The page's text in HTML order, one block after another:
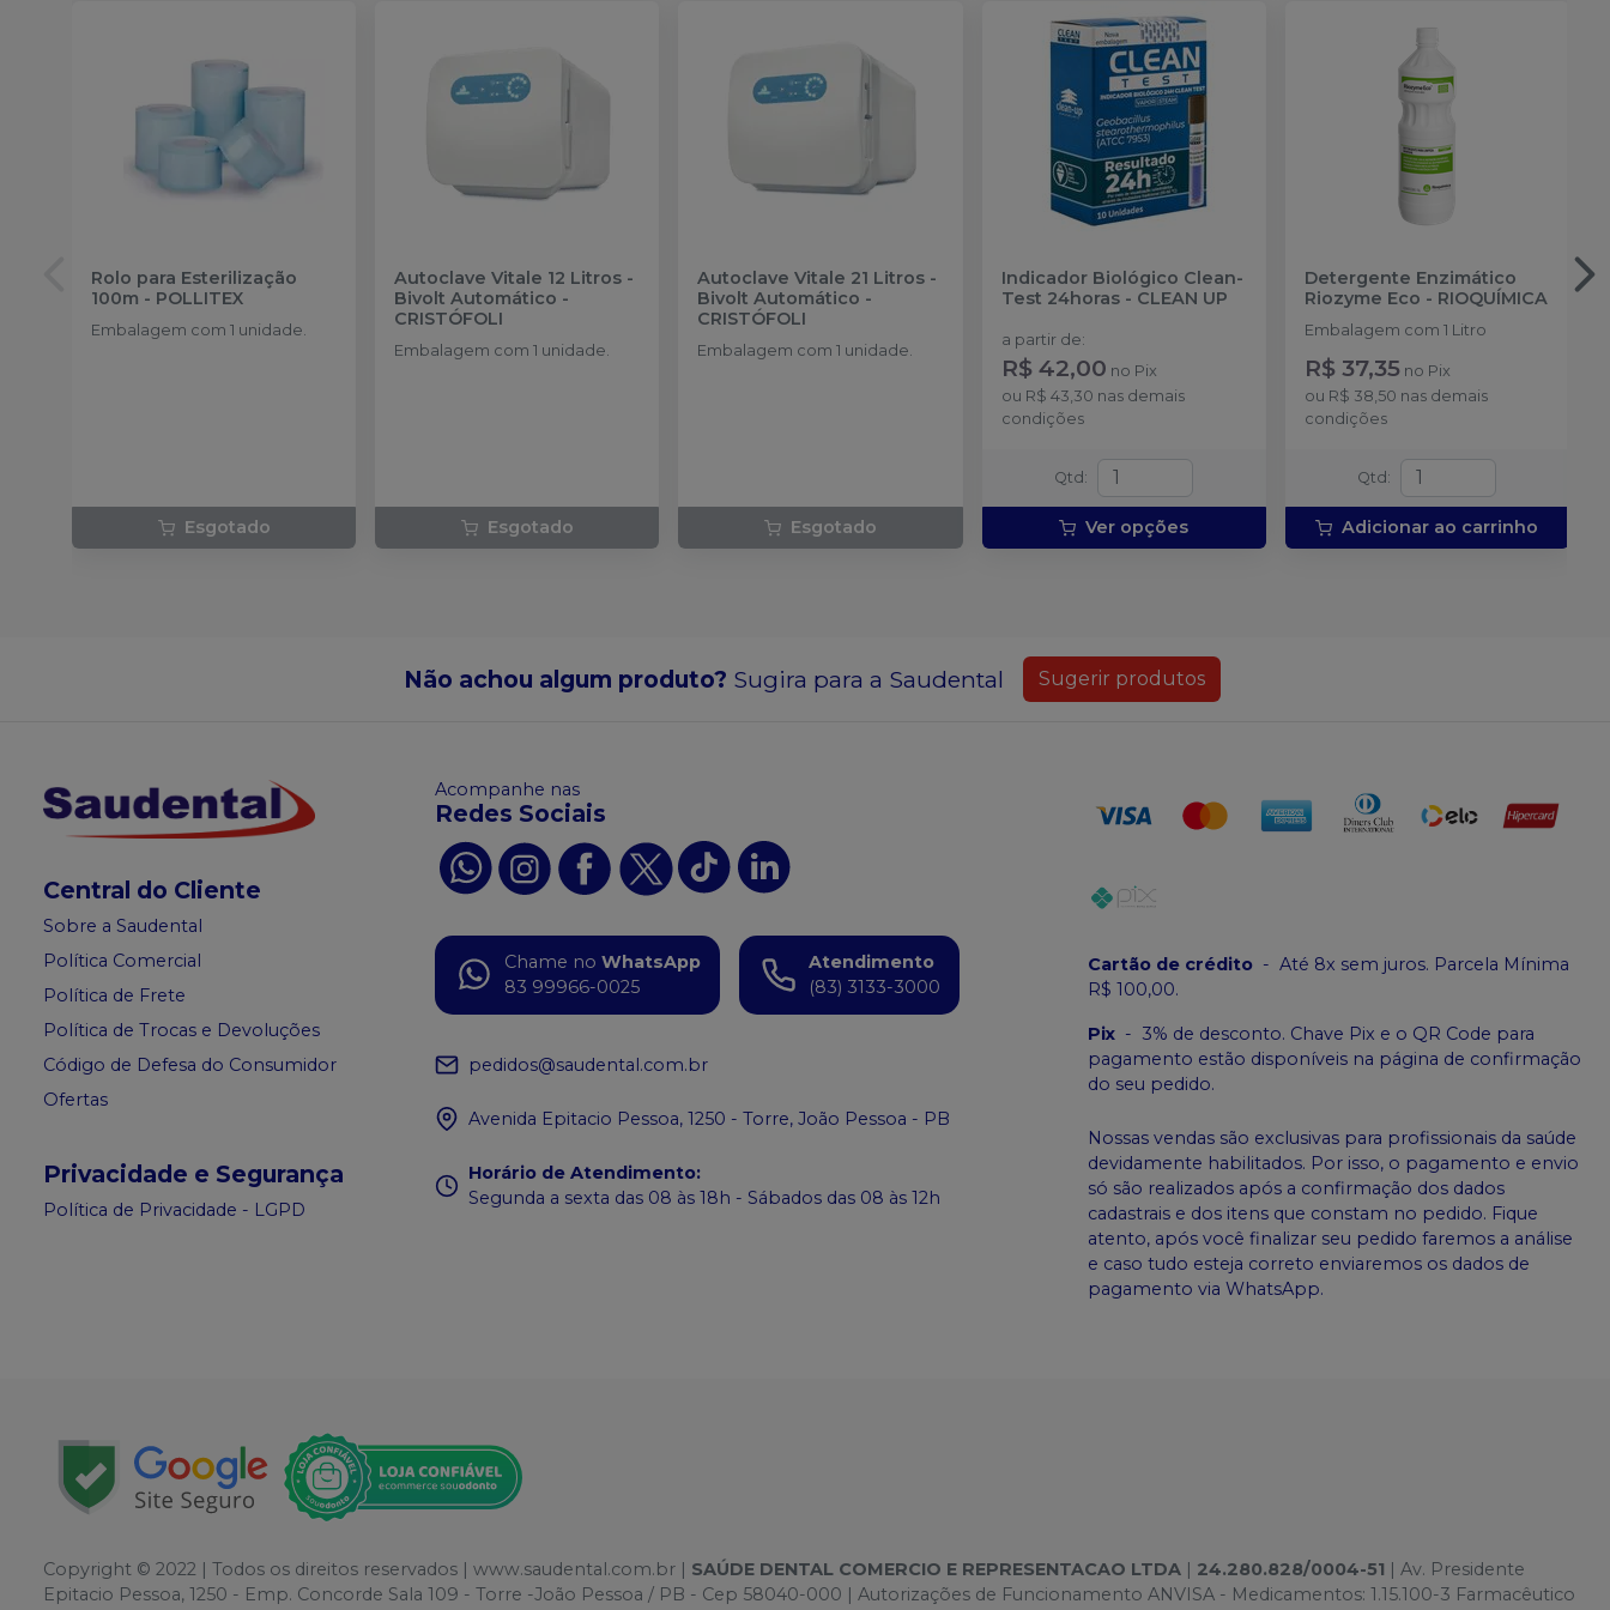
Rolo para Esterilização
100m - POLLITEX
Embalagem com 1 unidade.
Esgotado
Autoclave Vitale 12 Litros -
Bivolt Automático -
CRISTÓFOLI
Embalagem com 1 unidade.
Esgotado
Autoclave Vitale 21 Litros -
Bivolt Automático -
CRISTÓFOLI
Embalagem com 1 unidade.
Esgotado
Indicador Biológico Clean-
Test 24horas- CLEAN UP
a partir de:
R$ 42,00 no Pix
ou R$ 43,30 nas demais
condições
Qtd :
Ver opções
Detergente Enzimático
Riozyme Eco - RIOQUÍMICA
Embalagem com 1 Litro
R$ 37,35 no Pix
ou R$ 38,50 nas demais
condições
Qtd :
Adicionar ao carrinho
Não achou algum produto? Sugira para a Saudental Sugerir produtos
Central do Cliente
Sobre a Saudental
Política Comercial
Política de Frete
Política de Trocas e Devoluções
Código de Defesa do Consumidor
Ofertas
Privacidade e Segurança
Política de Privacidade - LGPD
Acompanhe nas
Redes Sociais
Chame no WhatsApp
83 99966-0025
Atendimento
(83) 3133-3000
pedidos@saudental.com.br
Avenida Epitacio Pessoa, 1250 - Torre, João Pessoa - PB
Horário de Atendimento:
Segunda a sexta das 08 às 18h - Sábados das 08 às 12h
Cartão de crédito - Até 8x sem juros. Parcela Mínima
R$ 100,00.
Pix - 3% de desconto. Chave Pix e o QR Code para
pagamento estão disponíveis na página de confirmação
do seu pedido.
Nossas vendas são exclusivas para profissionais da saúde
devidamente habilitados. Por isso, o pagamento e envio
só são realizados após a confirmação dos dados
cadastrais e dos itens que constam no pedido. Fique
atento, após você finalizar seu pedido faremos a análise
e caso tudo esteja correto enviaremos os dados de
pagamento via WhatsApp.
Copyright © 2022 | Todos os direitos reservados | www.saudental.com.br | SAÚDE DENTAL COMERCIO E REPRESENTACAO LTDA | 24.280.828/0004-51 | Av. Presidente
Epitacio Pessoa, 1250 - Emp. Concorde Sala 109 - Torre -João Pessoa / PB - Cep 58040-000 | Autorizações de Funcionamento ANVISA - Medicamentos: 1.15.100-3 Farmacêutico